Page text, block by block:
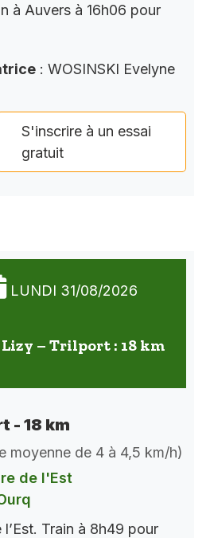
à Auvers à 16h06 pour
: WOSINSKI Evelyne
S'inscrire à un essai
gratuit
LUNDI 31/08/2026
Lizy – Trilport : 18 km
- 18 km
moyenne de 4 à 4,5 km/h)
de l'Est
Train à 8h49 pour